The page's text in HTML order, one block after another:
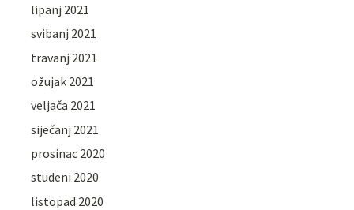
lipanj 2021
svibanj 2021
travanj 2021
ožujak 2021
veljača 2021
siječanj 2021
prosinac 2020
studeni 2020
listopad 2020